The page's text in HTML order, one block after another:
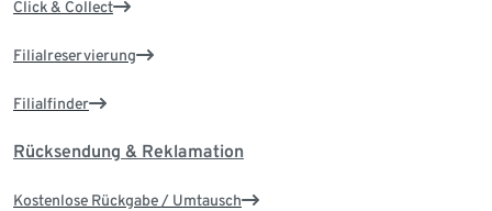
Click & Collect
Filialreservierung
Filialfinder
Rücksendung & Reklamation
Kostenlose Rückgabe / Umtausch